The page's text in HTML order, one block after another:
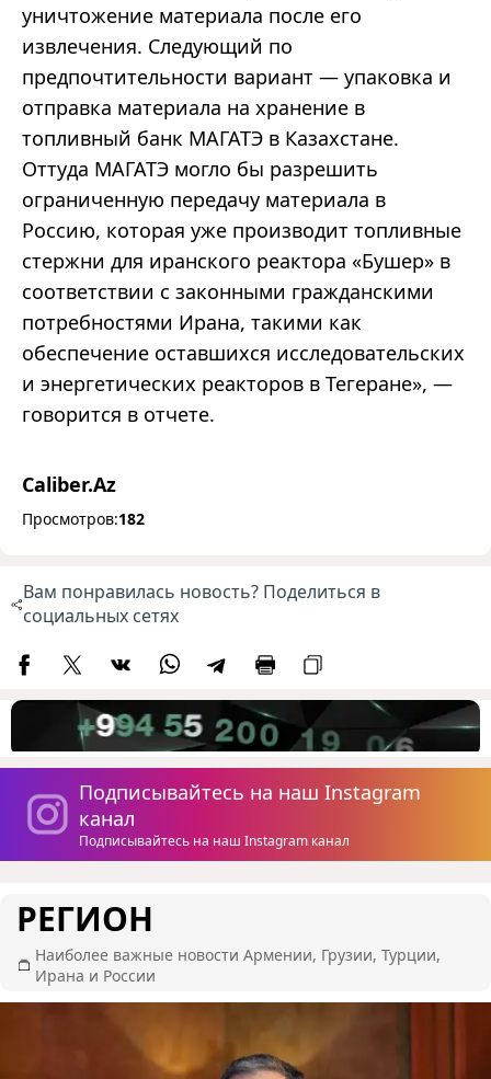
уничтожение материала после его
извлечения. Следующий по
предпочтительности вариант — упаковка и
отправка материала на хранение в
топливный банк МАГАТЭ в Казахстане.
Оттуда МАГАТЭ могло бы разрешить
ограниченную передачу материала в
Россию, которая уже производит топливные
стержни для иранского реактора «Бушер» в
соответствии с законными гражданскими
потребностями Ирана, такими как
обеспечение оставшихся исследовательских
и энергетических реакторов в Тегеране», —
говорится в отчете.
Caliber.Az
Просмотров:182
Вам понравилась новость? Поделиться в
социальных сетях
Подписывайтесь на наш Instagram
канал
Подписывайтесь на наш Instagram канал
РЕГИОН
Наиболее важные новости Армении, Грузии, Турции,
Ирана и России